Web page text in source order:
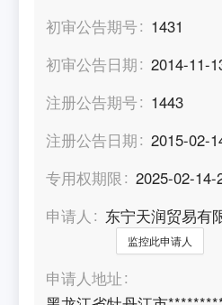
初审公告期号
1431
初审公告日期
2014-11-
注册公告期号
1443
注册公告日期
2015-02-
专用权期限
2025-02-14-
申请人
东宁天润贸易有
监控此申请人
申请人地址